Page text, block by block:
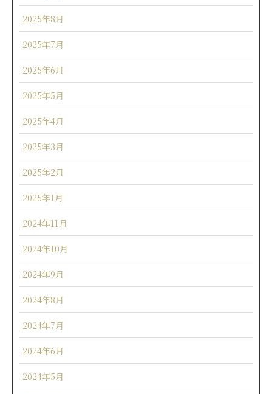
2025年8月
2025年7月
2025年6月
2025年5月
2025年4月
2025年3月
2025年2月
2025年1月
2024年11月
2024年10月
2024年9月
2024年8月
2024年7月
2024年6月
2024年5月